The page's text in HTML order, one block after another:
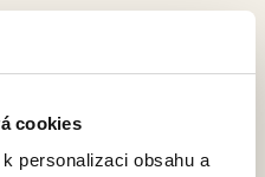
cookies
personalizaci obsahu a
DO CENÍKU